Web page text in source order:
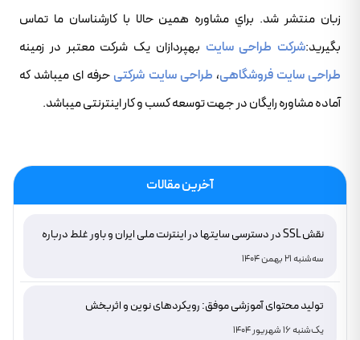
زبان منتشر شد. براي مشاوره همين حالا با کارشناسان ما تماس
بگيريد:شرکت طراحی سایت بهپردازان یک شرکت معتبر در زمینه
طراحی سایت فروشگاهی، طراحی سایت شرکتی حرفه ای میباشد که
آماده مشاوره رایگان در جهت توسعه کسب و کار اینترنتی میباشد.
آخرین مقالات
نقش SSL در دسترسی سایتها در اینترنت ملی ایران و باور غلط درباره
سه‌شنبه 21 بهمن 1404
تولید محتوای آموزشی موفق: رویکردهای نوین و اثربخش
یک‌شنبه 16 شهریور 1404